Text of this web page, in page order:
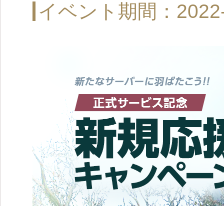
イベント期間：